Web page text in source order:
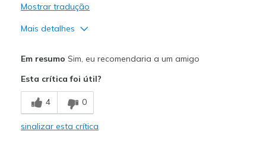
Mostrar tradução
Mais detalhes
Melhores utilizações
Casual Wear
Em resumo Sim, eu recomendaria a um amigo
Esta crítica foi útil?
4 0
sinalizar esta crítica